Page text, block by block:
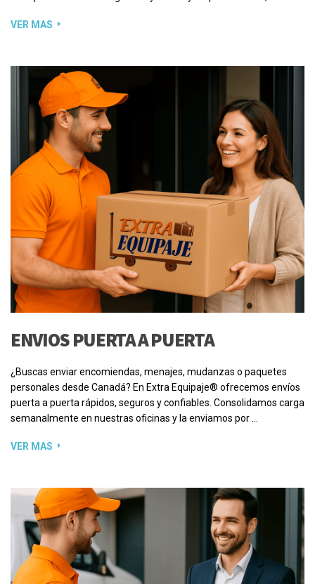
VER MAS
ENVIOS PUERTA A PUERTA
¿Buscas enviar encomiendas, menajes, mudanzas o paquetes
personales desde Canadá? En Extra Equipaje® ofrecemos envíos
puerta a puerta rápidos, seguros y confiables. Consolidamos carga
semanalmente en nuestras oficinas y la enviamos por …
VER MAS